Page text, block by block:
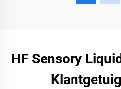
HF Sensory